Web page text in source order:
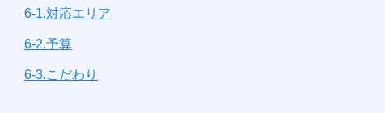
6-1.対応エリア
6-2.予算
6-3.こだわり